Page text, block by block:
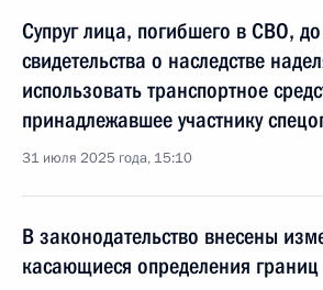
Супруг лица, погибшего в СВО,
свидетельства о наследстве
использовать транспортное
принадлежавшее участнику
31 июля 2025 года, 15:10
В законодательство внесены
касающиеся определения